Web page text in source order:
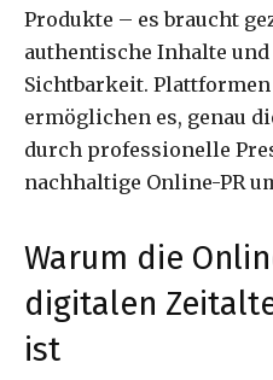
Produkte – es braucht
authentische Inhalte
Sichtbarkeit.
ermöglichen es, genau
durch professionelle
nachhaltige Online-PR
Warum die
digitalen
ist